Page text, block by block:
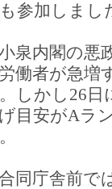
参加しまし
泉内閣の悪
働者が急増
しかし26日
目安がAラ
同庁舎前で